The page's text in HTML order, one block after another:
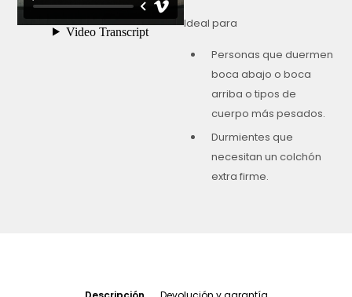
Ideal para
Personas que duermen
boca abajo o boca
arriba o tipos de
cuerpo más pesados.
Durmientes que
necesitan un colchón
extra firme.